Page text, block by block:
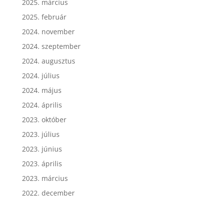
2025. március
2025. február
2024. november
2024. szeptember
2024. augusztus
2024. július
2024. május
2024. április
2023. október
2023. július
2023. június
2023. április
2023. március
2022. december